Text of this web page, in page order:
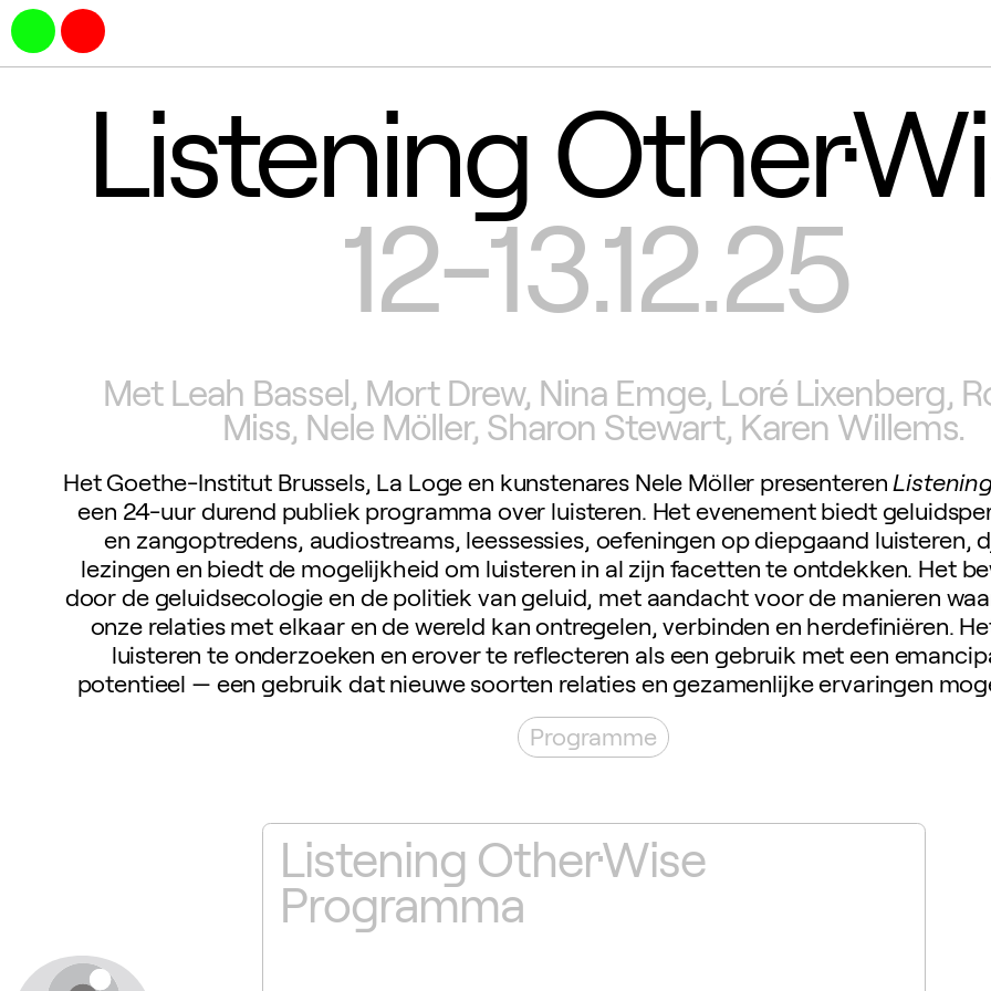
Listening
12-13.12.25
Met Leah Bassel, Mort Drew, Nina Emge, Loré Lixenberg,
Miss, Nele Möller, Sharon Stewart, Karen Willems.
Het Goethe-Institut Brussels, La Loge en kunstenares Nele Möller presenteren
een 24-uur durend publiek programma over luisteren. Het evenement biedt
en zangoptredens, audiostreams, leessessies, oefeningen op diepgaand luisteren,
lezingen en biedt de mogelijkheid om luisteren in al zijn facetten te ontdekken. Het
door de geluidsecologie en de politiek van geluid, met aandacht voor de manieren
onze relaties met elkaar en de wereld kan ontregelen, verbinden en herdefiniëren.
luisteren te onderzoeken en erover te reflecteren als een gebruik met een
potentieel — een gebruik dat nieuwe soorten relaties en gezamenlijke ervaringen
Programme
Listening Other·Wise
Programma